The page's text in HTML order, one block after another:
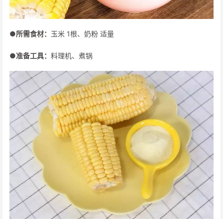
●所需食材： 玉米 1根、奶粉 适量
●准备工具： 料理机、煮锅